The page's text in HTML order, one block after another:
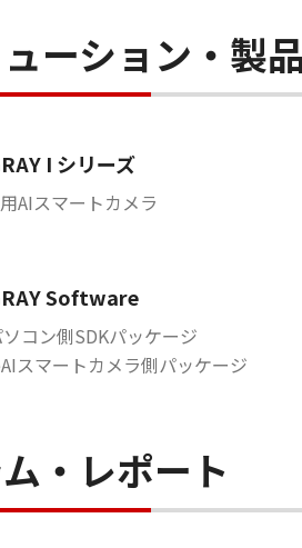
ーション・製
I シリーズ
AIスマートカメラ
Software
ソコン側SDKパッケージ
スマートカメラ側パッケージ
・レポート